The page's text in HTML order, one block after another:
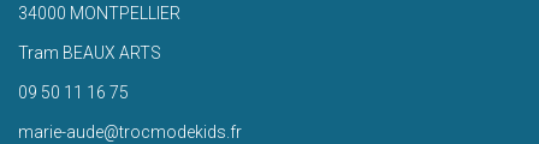
34000 MONTPELLIER
Tram BEAUX ARTS
09 50 11 16 75
marie-aude@trocmodekids.fr